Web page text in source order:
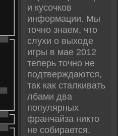
и кусочков
информации. Мы
точно знаем, что
слухи о выходе
игры в мае 2012
теперь точно не
подтверждаются,
так как сталкивать
лбами два
популярных
франчайза никто
не собирается.